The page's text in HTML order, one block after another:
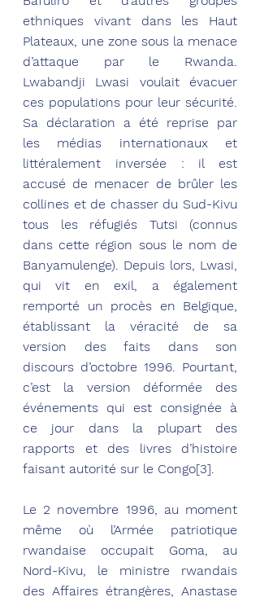
ethniques vivant dans les Haut
Plateaux, une zone sous la menace
d’attaque par le Rwanda.
Lwabandji Lwasi voulait évacuer
ces populations pour leur sécurité.
Sa déclaration a été reprise par
les médias internationaux et
littéralement inversée : il est
accusé de menacer de brûler les
collines et de chasser du Sud-Kivu
tous les réfugiés Tutsi (connus
dans cette région sous le nom de
Banyamulenge). Depuis lors, Lwasi,
qui vit en exil, a également
remporté un procès en Belgique,
établissant la véracité de sa
version des faits dans son
discours d’octobre 1996. Pourtant,
c’est la version déformée des
événements qui est consignée à
ce jour dans la plupart des
rapports et des livres d’histoire
faisant autorité sur le Congo[3].
Le 2 novembre 1996, au moment
même où l’Armée patriotique
rwandaise occupait Goma, au
Nord-Kivu, le ministre rwandais
des Affaires étrangères, Anastase